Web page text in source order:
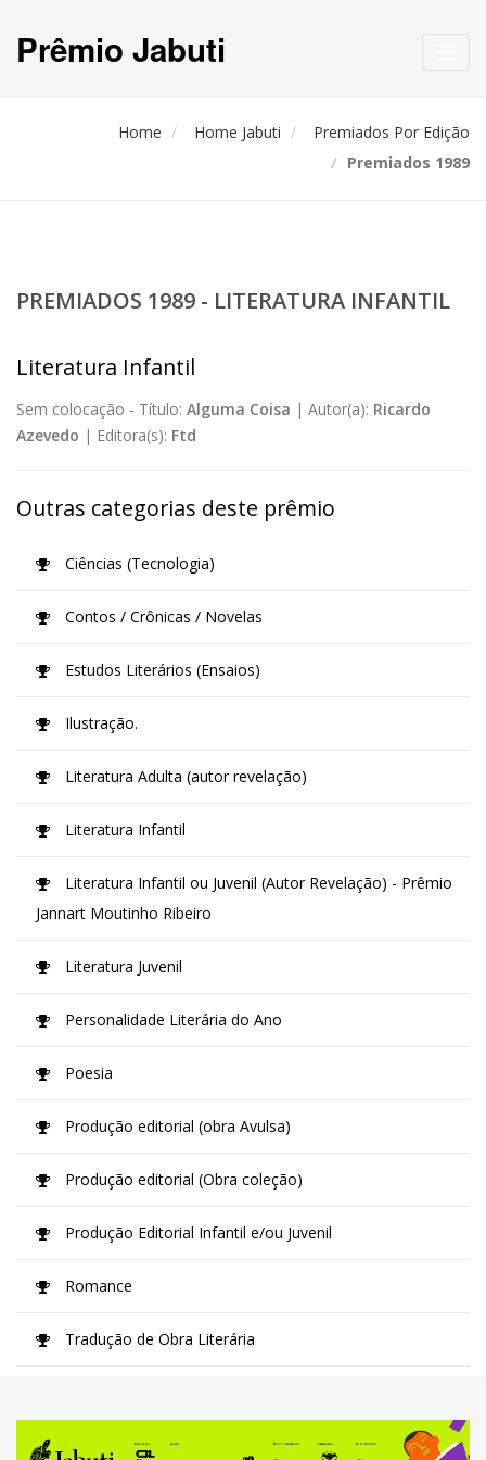
Prêmio Jabuti
Home Home Jabuti
Premiados Por Edição
Premiados 1989
PREMIADOS 1989 - LITERATURA INFANTIL
Literatura Infantil
Sem colocação - Título: Alguma Coisa | Autor(a): Ricardo
Azevedo | Editora(s): Ftd
Outras categorias deste prêmio
Ciências (Tecnologia)
Contos / Crônicas / Novelas
Estudos Literários (Ensaios)
Ilustração.
Literatura Adulta (autor revelação)
Literatura Infantil
Literatura Infantil ou Juvenil (Autor Revelação) - Prêmio
Jannart Moutinho Ribeiro
Literatura Juvenil
Personalidade Literária do Ano
Poesia
Produção editorial (obra Avulsa)
Produção editorial (Obra coleção)
Produção Editorial Infantil e/ou Juvenil
Romance
Tradução de Obra Literária